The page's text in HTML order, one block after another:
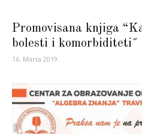
Promovisana knjiga
bolesti i komorbiditeti˝
16. Marta 2019.